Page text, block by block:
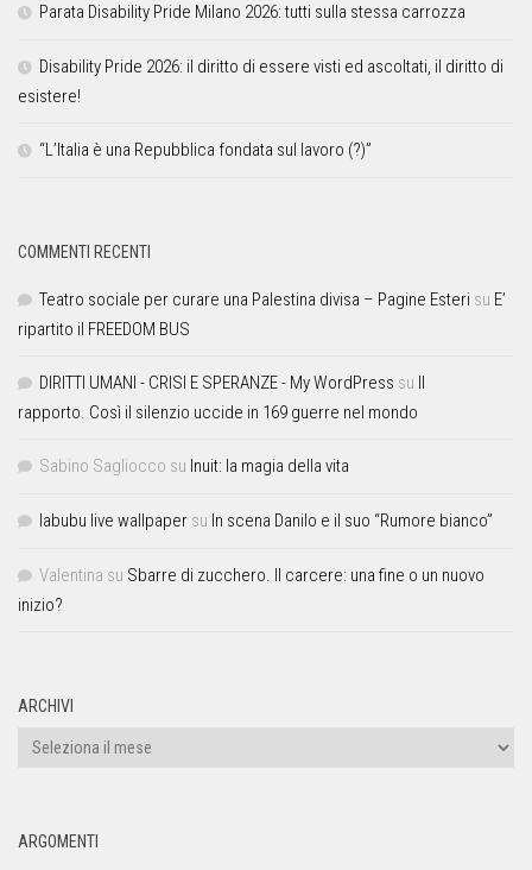
Parata Disability Pride Milano 2026: tutti sulla stessa carrozza
Disability Pride 2026: il diritto di essere visti ed ascoltati, il diritto di
esistere!
“L’Italia è una Repubblica fondata sul lavoro (?)”
COMMENTI RECENTI
Teatro sociale per curare una Palestina divisa – Pagine Esteri su E’
ripartito il FREEDOM BUS
DIRITTI UMANI - CRISI E SPERANZE - My WordPress su Il
rapporto. Così il silenzio uccide in 169 guerre nel mondo
Sabino Sagliocco su Inuit: la magia della vita
labubu live wallpaper su In scena Danilo e il suo “Rumore bianco”
Valentina su Sbarre di zucchero. Il carcere: una fine o un nuovo
inizio?
ARCHIVI
ARGOMENTI